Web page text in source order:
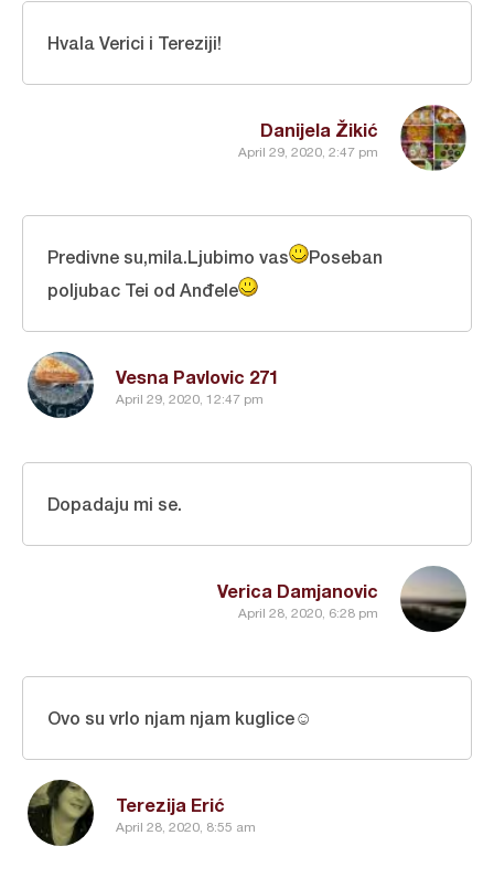
Danijela Žikić
April 29, 2020, 2:47 pm
Hvala Verici i Tereziji!
Vesna Pavlovic 271
April 29, 2020, 12:47 pm
Predivne su,mila.Ljubimo vas
Poseban
poljubac Tei od Anđele
Verica Damjanovic
April 28, 2020, 6:28 pm
Dopadaju mi se.
Terezija Erić
April 28, 2020, 8:55 am
Ovo su vrlo njam njam kuglice☺